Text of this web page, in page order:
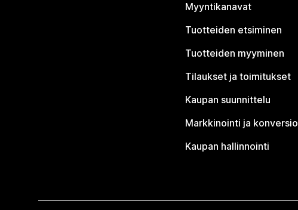
Myyntikanavat
Tuotteiden etsiminen
Tuotteiden myyminen
Tilaukset ja toimitukset
Kaupan suunnittelu
Markkinointi ja konversio
Kaupan hallinnointi